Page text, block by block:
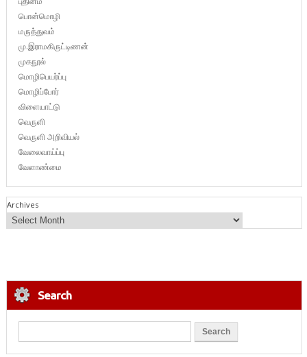
பொன்மொழி
மருத்துவம்
மு.இராமகிருட்டிணன்
முகநூல்
மொழிபெயர்ப்பு
மொழிப்போர்
விளையாட்டு
வெருளி
வெருளி அறிவியல்
வேலைவாய்ப்பு
வேளாண்மை
Archives
Search